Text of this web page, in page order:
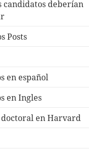
candidatos deberían
Posts
en español
en Ingles
en Harvard